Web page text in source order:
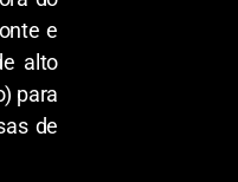
e
alto
para
de